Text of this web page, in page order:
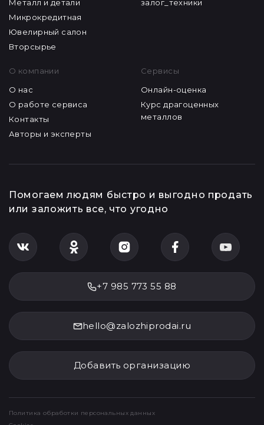
Металл и детали
Микрокредитная
Ювелирный салон
Вторсырье
залог_техники
О компании
О нас
О работе сервиса
Контакты
Авторы и эксперты
Сервисы
Онлайн-оценка
Курс драгоценных
металлов
Помогаем людям быстро и выгодно продать
или заложить все, что угодно
+7 985 773 55 88
hello@zalozhiprodai.ru
Добавить организацию
Политика обработки персональных данных